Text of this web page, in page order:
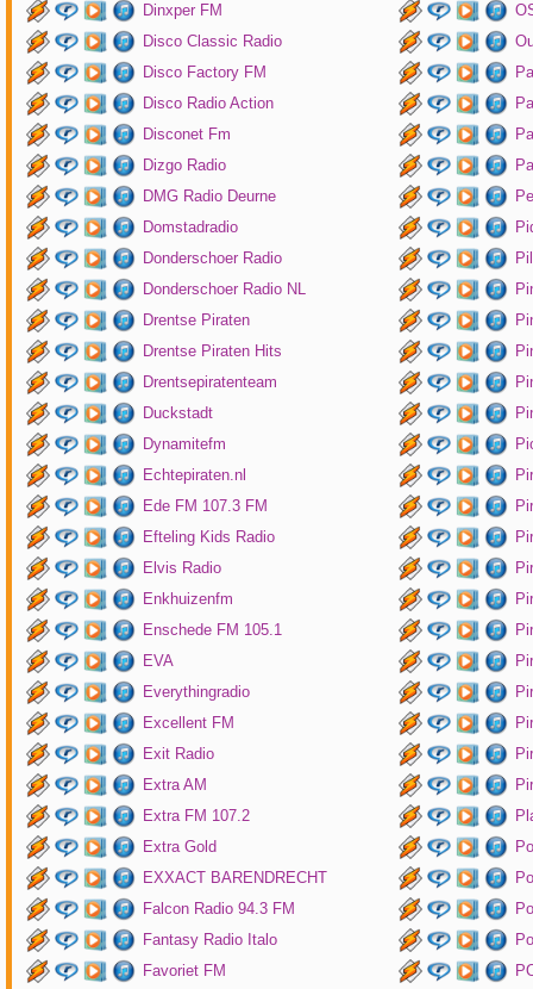
Dinxper FM
Disco Classic Radio
Disco Factory FM
Disco Radio Action
Disconet Fm
Dizgo Radio
DMG Radio Deurne
Domstadradio
Donderschoer Radio
Donderschoer Radio NL
Drentse Piraten
Drentse Piraten Hits
Drentsepiratenteam
Duckstadt
Dynamitefm
Echtepiraten.nl
Ede FM 107.3 FM
Efteling Kids Radio
Elvis Radio
Enkhuizenfm
Enschede FM 105.1
EVA
Everythingradio
Excellent FM
Exit Radio
Extra AM
Extra FM 107.2
Extra Gold
EXXACT BARENDRECHT
Falcon Radio 94.3 FM
Fantasy Radio Italo
Favoriet FM